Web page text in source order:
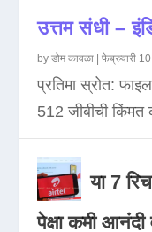
उत्तम संधी –
byडोम कावळा |फेब्रुवारी
प्रतिमा स्रोत:
512 जीबीची
या 7
पेक्षा कमी आनंदी